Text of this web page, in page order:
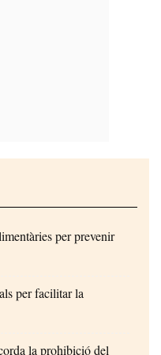
per prevenir
per facilitar la
la prohibició del